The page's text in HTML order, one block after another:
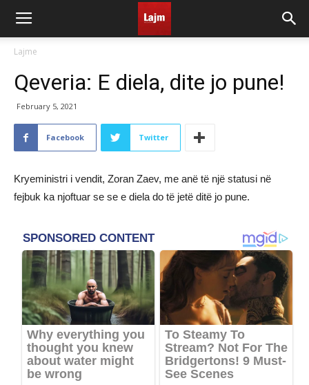
Lajme
Qeveria: E diela, dite jo pune!
February 5, 2021
Facebook Twitter
Kryeministri i vendit, Zoran Zaev, me anë të një statusi në
fejbuk ka njoftuar se se e diela do të jetë ditë jo pune.